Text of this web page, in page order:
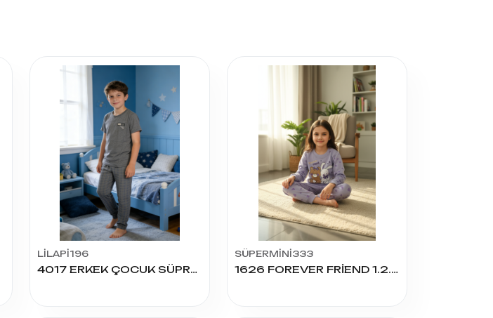
LİLAPİ196
4017 ERKEK ÇOCUK SÜPREM K.KOL PİJAMA TAKIM
SÜPERMİNİ333
1626 FOREVER FRİEND 1.2.3 YAŞ 2Lİ TAKIM